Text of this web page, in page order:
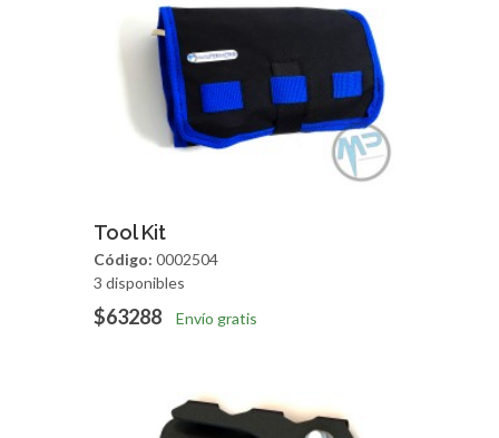
Agregar
Tool Kit
Código: 0002504
3 disponibles
$63288 Envío gratis